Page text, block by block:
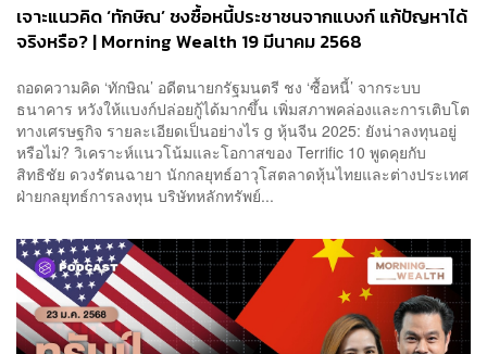
เจาะแนวคิด ‘ทักษิณ’ ชงซื้อหนี้ประชาชนจากแบงก์ แก้ปัญหาได้
จริงหรือ? | Morning Wealth 19 มีนาคม 2568
ถอดความคิด ‘ทักษิณ’ อดีตนายกรัฐมนตรี ชง ‘ซื้อหนี้’ จากระบบ
ธนาคาร หวังให้แบงก์ปล่อยกู้ได้มากขึ้น เพิ่มสภาพคล่องและการเติบโต
ทางเศรษฐกิจ รายละเอียดเป็นอย่างไร g หุ้นจีน 2025: ยังน่าลงทุนอยู่
หรือไม่? วิเคราะห์แนวโน้มและโอกาสของ Terrific 10 พูดคุยกับ
สิทธิชัย ดวงรัตนฉายา นักกลยุทธ์อาวุโสตลาดหุ้นไทยและต่างประเทศ
ฝ่ายกลยุทธ์การลงทุน บริษัทหลักทรัพย์...